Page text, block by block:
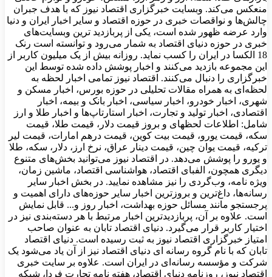
منعکس می‌کند. وبسایت خبرگزاری اقتصاد نیوز که با هدف جبران
چالش‌ها و نواقصات خبری در حوزه اقتصاد و سایر اخبار ایران و دنیا
وارد عرضه ظهور شده است، یکی از پربازدید ترین وبسایت‌های
خبری در حوزه دنیای اقتصاد به شمار می‌رود و توانسته است رنک
18 الکسا در ایران را کسب نماید. روزانه بیش از یک میلیون کاربر از
این مجموعه بازدید می‌کنند و اخبار پوشش داده شده توسط این
خبرگزاری را دنبال می‌کنند. اقتصاد نیوز تمامی اخبار لحظه به
لحظه‌ای به همراه مقالات تحلیلی در حوزه بورس، اخبار مسکن و
شهری، اخبار خودرو، اخبار سیاسی، اخبار بانک و بیمه، اخبار
اقتصادی، اخبار تولید و تجارت، اخبار استارتاپ‌ها و اخبار طلا و ارز
شامل: اطلاعات لحظهای و بروز قیمت دلار، قیمت طلا، قیمت
سکه، قیمت یورو، قیمت بیت کوین، قیمت درهم امارات، قیمت لیر
ترکیه، قیمت یوان چین، قیمت دینار عراق، نرخ ارز، دلار، سکه، طلا
و یورو را پوشش می‌دهد. در اقتصاد نیوز می‌توانید بخش‌های متنوع
دیگری همچون، الفبای اقتصاد، هواشناسی اقتصاد، ماشین زمان،
ویژه نامه، وب‌گردی را نیز مشاهده نمایید. در بخش اخبار سایر
رسانه‌ها، داغ‌ترین و بروزترین اخبار سایر حوزه‌های دارای اهمیت و
پرجستجو مانند مسائل حوزه بهداشت، اخبار روز و... قابل نمایش
است. علاوه بر آن، پربازدیدترین اخبار مرتبط با هر دسته‌بندی نیز در
اختیار کاربر قرار می‌گیرد. دنیای اقتصاد تابان به عنوان صاحب
امتیاز خبرگزاری اقتصاد نیوز به ثبت رسیده است. دنیای اقتصاد
تابان که با نام گروه رسانه ای دنیای اقتصاد نیز از آن یاد می‌شود یک
شرکت و مؤسسه رسانه‌ای در ایران است. علاوه بر سایت خبری
اقتصاد نیوز، روزنامه دنیای اقتصاد، هفته ‌نامه تجارت فردا، شبکه